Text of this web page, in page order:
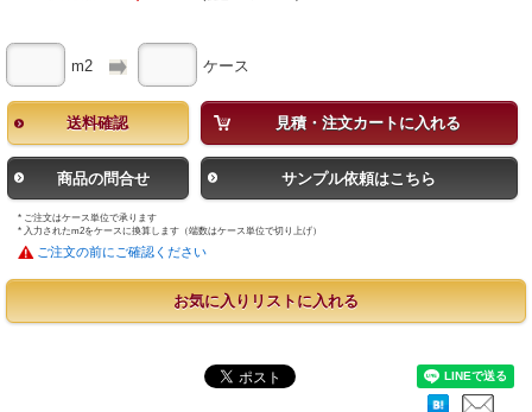
m2 ケース
送料確認 見積・注文カートに入れる
商品の問合せ サンプル依頼はこちら
* ご注文はケース単位で承ります
* 入力されたm2をケースに換算します（端数はケース単位で切り上げ）
ご注文の前にご確認ください
お気に入りリストに入れる